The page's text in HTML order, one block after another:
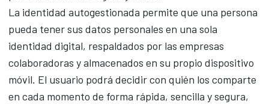
La identidad autogestionada permite que una persona
pueda tener sus datos personales en una sola
identidad digital, respaldados por las empresas
colaboradoras y almacenados en su propio dispositivo
móvil. El usuario podrá decidir con quién los comparte
en cada momento de forma rápida, sencilla y segura,